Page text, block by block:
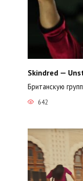
Skindred —
Британскую
642